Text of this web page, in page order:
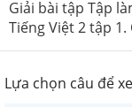
Giải bài tập Tập
Tiếng Việt 2 tập 1.
Lựa chọn câu để